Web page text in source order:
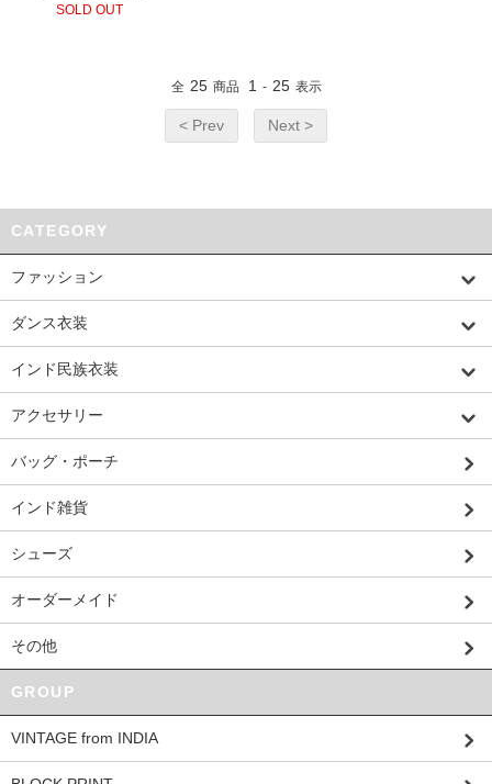
SOLD OUT
全 25 商品 1 - 25 表示
< Prev Next >
CATEGORY
ファッション
ダンス衣装
インド民族衣装
アクセサリー
バッグ・ポーチ
インド雑貨
シューズ
オーダーメイド
その他
GROUP
VINTAGE from INDIA